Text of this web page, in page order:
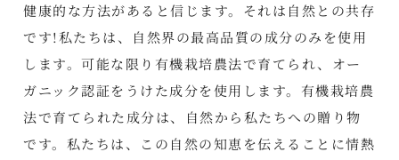
健康的な方法があると信じます。それは自然との共存
です!私たちは、自然界の最高品質の成分のみを使用
します。可能な限り有機栽培農法で育てられ、オー
ガニック認証をうけた成分を使用します。有機栽培農
法で育てられた成分は、自然から私たちへの贈り物
です。私たちは、この自然の知恵を伝えることに情熱